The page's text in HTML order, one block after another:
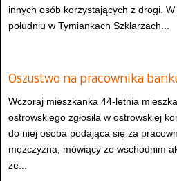
innych osób korzystających z drogi.
południu w Tymiankach Szklarzach...
Oszustwo na pracownika
Wczoraj mieszkanka 44-letnia
ostrowskiego zgłosiła w ostrowskiej
do niej osoba podająca się za
mężczyzna, mówiący ze wschodnim
że...